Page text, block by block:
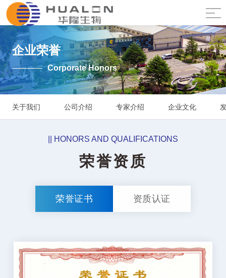
企业荣誉
Corporate Honors
关于我们 公司介绍 专家介绍 企业文化
|| HONORS AND QUALIFICATIONS
荣誉资质
荣誉证书 资质认证